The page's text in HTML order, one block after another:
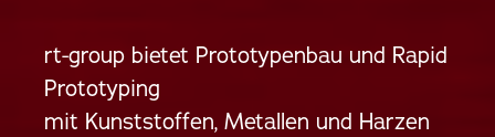
rt-group bietet Prototypenbau und Rapid
Prototyping
mit Kunststoffen, Metallen und Harzen